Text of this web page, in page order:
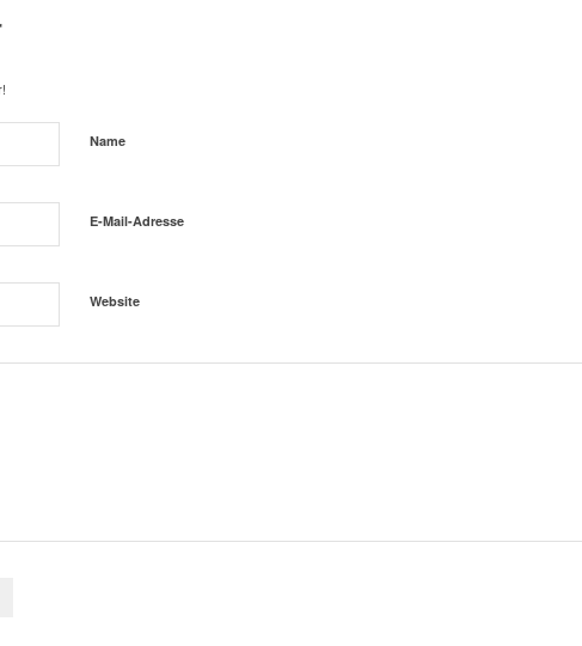
Name
E-Mail-Adresse
Website